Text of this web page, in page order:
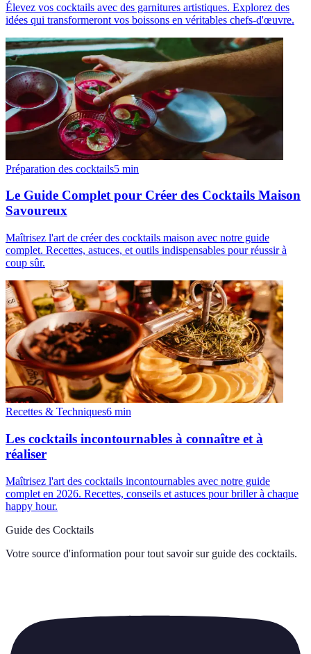
Élevez vos cocktails avec des garnitures artistiques. Explorez des
idées qui transformeront vos boissons en véritables chefs-d'œuvre.
Préparation des cocktails5 min
Le Guide Complet pour Créer des Cocktails Maison
Savoureux
Maîtrisez l'art de créer des cocktails maison avec notre guide
complet. Recettes, astuces, et outils indispensables pour réussir à
coup sûr.
Recettes & Techniques6 min
Les cocktails incontournables à connaître et à
réaliser
Maîtrisez l'art des cocktails incontournables avec notre guide
complet en 2026. Recettes, conseils et astuces pour briller à chaque
happy hour.
Guide des Cocktails
Votre source d'information pour tout savoir sur guide des cocktails.